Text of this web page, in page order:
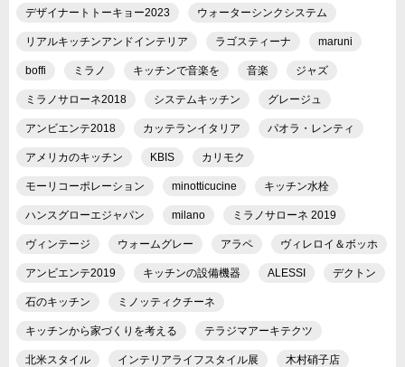
デザイナートトーキョー2023 ウォーターシンクシステム
リアルキッチンアンドインテリア ラゴスティーナ maruni
boffi ミラノ キッチンで音楽を 音楽 ジャズ
ミラノサローネ2018 システムキッチン グレージュ
アンビエンテ2018 カッテランイタリア パオラ・レンティ
アメリカのキッチン KBIS カリモク
モーリコーポレーション minotticucine キッチン水栓
ハンスグローエジャパン milano ミラノサローネ 2019
ヴィンテージ ウォームグレー アラペ ヴィレロイ＆ボッホ
アンビエンテ2019 キッチンの設備機器 ALESSI デクトン
石のキッチン ミノッティクチーネ
キッチンから家づくりを考える テラジマアーキテクツ
北米スタイル インテリアライフスタイル展 木村硝子店